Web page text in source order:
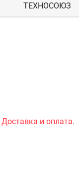
ТЕХНОСОЮЗ
Доставка и оплата.